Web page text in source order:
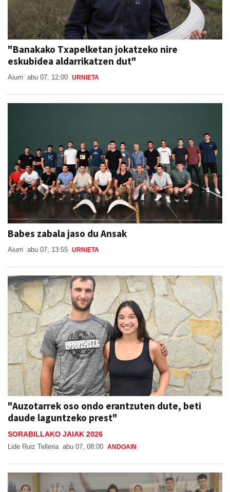
"Banakako Txapelketan jokatzeko nire
eskubidea aldarrikatzen dut"
Aiurri abu 07, 12:00 URNIETA
Babes zabala jaso du Ansak
Aiurri abu 07, 13:55 URNIETA
"Auzotarrek oso ondo erantzuten dute, beti
daude laguntzeko prest"
SORABILLAKO JAIAK 2026
Lide Ruiz Telleria abu 07, 08:00 ANDOAIN